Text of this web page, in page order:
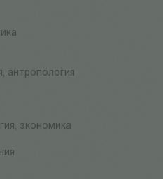
антропология
экономика